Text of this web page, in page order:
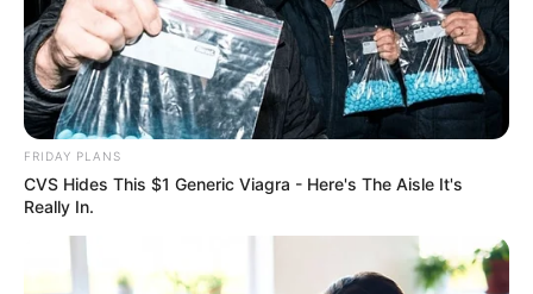
FRIDAY PLANS
CVS Hides This $1 Generic Viagra - Here's The Aisle It's
Really In.